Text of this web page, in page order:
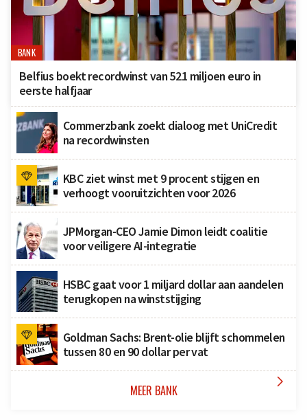
BANK
Belfius boekt recordwinst van 521 miljoen euro in
eerste halfjaar
Commerzbank zoekt dialoog met UniCredit
na recordwinsten
KBC ziet winst met 9 procent stijgen en
verhoogt vooruitzichten voor 2026
JPMorgan-CEO Jamie Dimon leidt coalitie
voor veiligere AI-integratie
HSBC gaat voor 1 miljard dollar aan aandelen
terugkopen na winststijging
Goldman Sachs: Brent-olie blijft schommelen
tussen 80 en 90 dollar per vat
MEER BANK 